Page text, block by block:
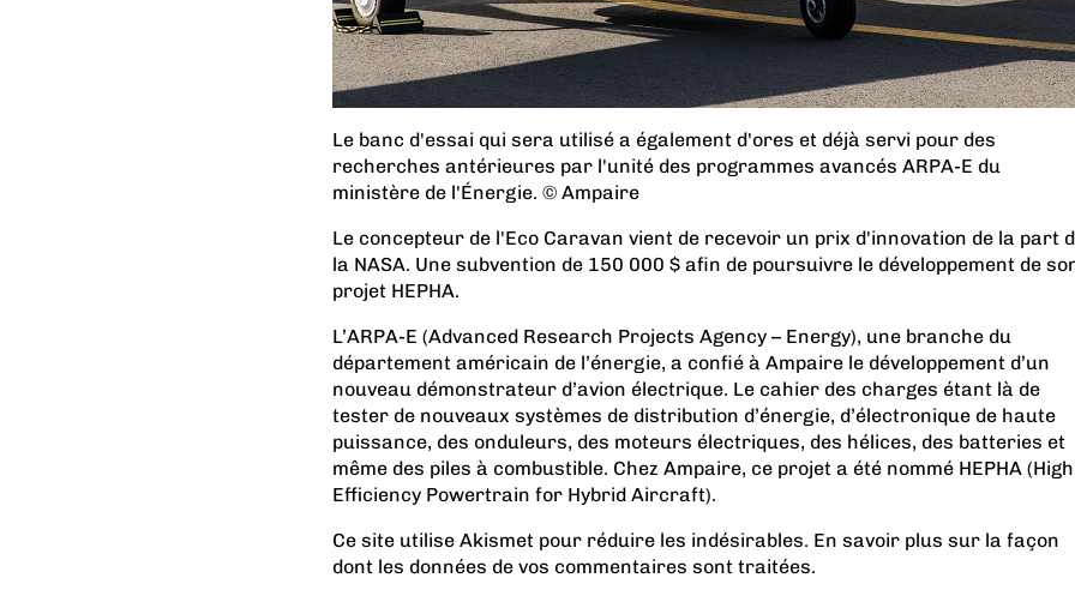
Le banc d'essai qui sera utilisé a également d'ores et déjà servi pour des
recherches antérieures par l'unité des programmes avancés ARPA-E du
ministère de l'Énergie. © Ampaire
Le concepteur de l'Eco Caravan vient de recevoir un prix d'innovation de la part
la NASA. Une subvention de 150 000 $ afin de poursuivre le développement de
projet HEPHA.
L’ARPA-E (Advanced Research Projects Agency – Energy), une branche du
département américain de l’énergie, a confié à Ampaire le développement d’un
nouveau démonstrateur d’avion électrique. Le cahier des charges étant là de
tester de nouveaux systèmes de distribution d’énergie, d’électronique de haute
puissance, des onduleurs, des moteurs électriques, des hélices, des batteries et
même des piles à combustible. Chez Ampaire, ce projet a été nommé HEPHA (High
Efficiency Powertrain for Hybrid Aircraft).
Ce site utilise Akismet pour réduire les indésirables. En savoir plus sur la façon
dont les données de vos commentaires sont traitées.